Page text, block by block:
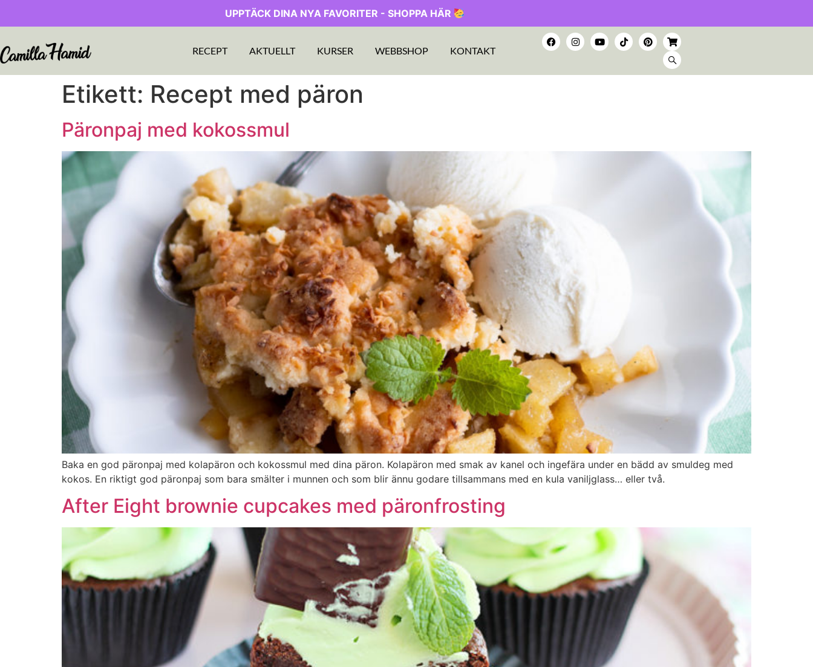
UPPTÄCK DINA NYA FAVORITER - SHOPPA HÄR
RECEPT AKTUELLT KURSER WEBBSHOP KONTAKT
Etikett: Recept med päron
Päronpaj med kokossmul
Baka en god päronpaj med kolapäron och kokossmul med dina päron. Kolapäron med smak av kanel och ingefära under en bädd av smuldeg med
kokos. En riktigt god päronpaj som bara smälter i munnen och som blir ännu godare tillsammans med en kula vaniljglass… eller två.
After Eight brownie cupcakes med päronfrosting